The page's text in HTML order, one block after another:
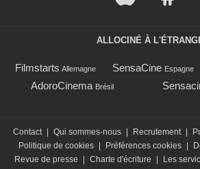
ALLOCINÉ À
Filmstarts Allemagne SensaCine Espagne
AdoroCinema Brésil
Contact | Qui sommes-nous | Recrutement |
Politique de cookies | Préférences cookies |
Revue de presse
| Charte d'écriture | Les